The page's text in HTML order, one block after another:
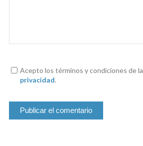
Acepto los términos y condiciones de la
privacidad.